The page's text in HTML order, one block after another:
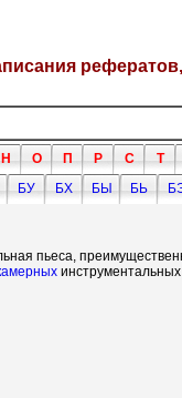
Н О П Р С Т
БУ
БХ БЫ БЬ
пьеса,